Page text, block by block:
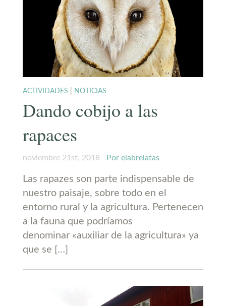
ACTIVIDADES NOTICIAS
Dando cobijo a las
rapaces
noviembre 21st, 2018 Por elabrelatas
Las rapazes son parte indispensable de
nuestro paisaje, sobre todo en el
entorno rural y la agricultura. Pertenecen
a la fauna que podríamos
denominar «auxiliar de la agricultura» ya
que se […]